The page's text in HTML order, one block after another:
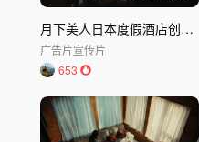
月下美人日本度假酒店创意广告
广告片宣传片
653